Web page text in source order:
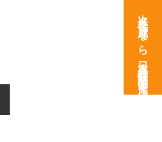
次世代育成なら日本経営開発研究所